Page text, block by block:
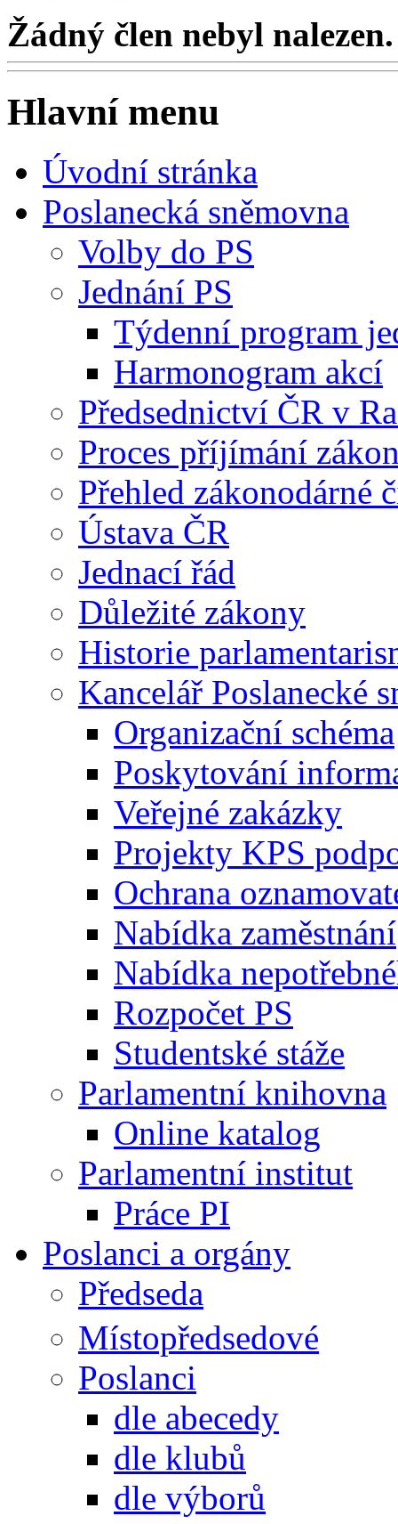
Žádný člen nebyl nalezen.
Hlavní menu
Úvodní stránka
Poslanecká sněmovna
Volby do PS
Jednání PS
Týdenní program
Harmonogram akcí
Předsednictví ČR v
Proces příjímání
Přehled zákonodárné
Ústava ČR
Jednací řád
Důležité zákony
Historie
Kancelář Poslanecké
Organizační schéma
Poskytování
Veřejné zakázky
Projekty KPS
Ochrana
Nabídka zaměstnání
Nabídka
Rozpočet PS
Studentské stáže
Parlamentní knihovna
Online katalog
Parlamentní institut
Práce PI
Poslanci a orgány
Předseda
Místopředsedové
Poslanci
dle abecedy
dle klubů
dle výborů